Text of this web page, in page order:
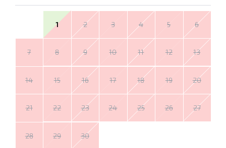
1 2 3 4 5 6
7 8 9 10 11 12 13
14 15 16 17 18 19 20
21 22 23 24 25 26 27
28 29 30